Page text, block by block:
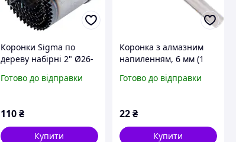
Коронки Sigma по
дереву набірні 2" Ø26-
Готово до відправки
110 ₴
Купити
Коронка з алмазним
напиленням, 6 мм (1
Готово до відправки
22₴
Купити